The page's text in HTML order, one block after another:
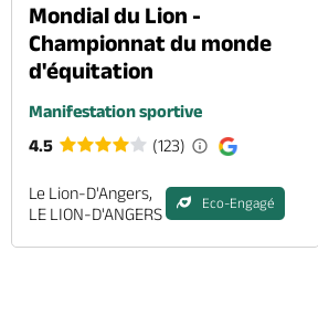
Mondial du Lion -
Championnat du monde
d'équitation
Manifestation sportive
4.5
(123)
Le Lion-D'Angers,
LE LION-D'ANGERS
Eco-Engagé